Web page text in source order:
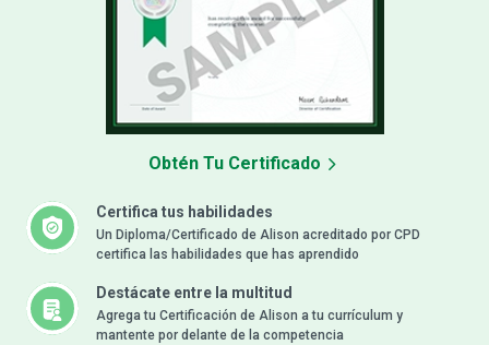
Certifica tus habilidades
Un Diploma/Certificado de Alison acreditado por CPD
certifica las habilidades que has aprendido
Destácate entre la multitud
Agrega tu Certificación de Alison a tu currículum y
mantente por delante de la competencia
Obtén Tu Certificado